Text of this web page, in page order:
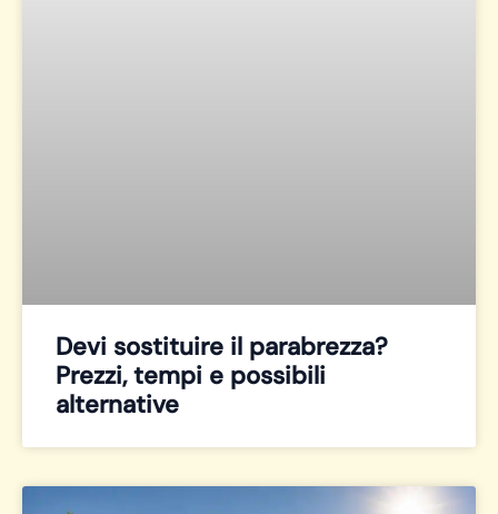
Devi sostituire il parabrezza?
Prezzi, tempi e possibili
alternative